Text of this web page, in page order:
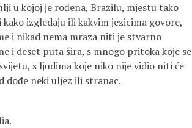
u kojoj je rođena, Brazilu, mjestu tako
izgledaju ili kakvim jezicima govore,
i nikad nema mraza niti je stvarno
i deset puta šira, s mnogo pritoka koje se
s ljudima koje niko nije vidio niti će
dođe neki uljez ili stranac.